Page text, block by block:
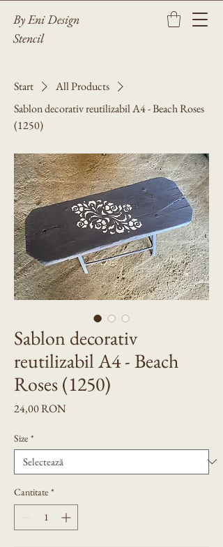
By Eni Design
Stencil
Start
All Products
Sablon decorativ reutilizabil A4 - Beach Roses
(1250)
Sablon decorativ
reutilizabil A4 - Beach
Roses (1250)
24,00 RONPreț
Size *
Cantitate *